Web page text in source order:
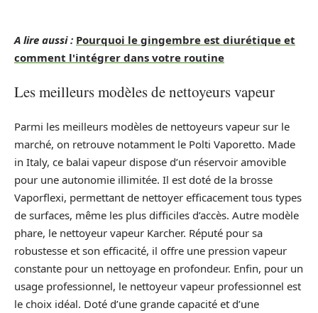
A lire aussi : Pourquoi le gingembre est diurétique et
comment l'intégrer dans votre routine
Les meilleurs modèles de nettoyeurs vapeur
Parmi les meilleurs modèles de nettoyeurs vapeur sur le
marché, on retrouve notamment le Polti Vaporetto. Made
in Italy, ce balai vapeur dispose d’un réservoir amovible
pour une autonomie illimitée. Il est doté de la brosse
Vaporflexi, permettant de nettoyer efficacement tous types
de surfaces, même les plus difficiles d’accès. Autre modèle
phare, le nettoyeur vapeur Karcher. Réputé pour sa
robustesse et son efficacité, il offre une pression vapeur
constante pour un nettoyage en profondeur. Enfin, pour un
usage professionnel, le nettoyeur vapeur professionnel est
le choix idéal. Doté d’une grande capacité et d’une